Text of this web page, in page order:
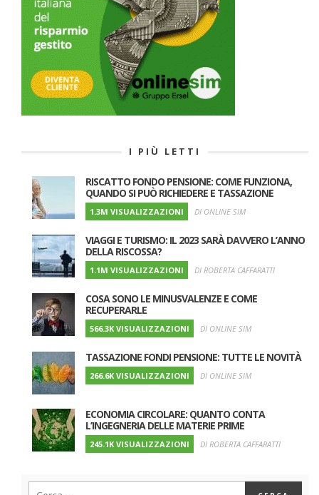
I PIÙ LETTI
RISCATTO FONDO PENSIONE: COME FUNZIONA,
QUANDO SI PUÒ RICHIEDERE E TASSAZIONE
1.3M VISUALIZZAZIONI DI ONLINE SIM
VIAGGI E TURISMO: IL 2023 SARÀ DAVVERO L’ANNO
DELLA RISCOSSA?
1.1M VISUALIZZAZIONI DI ROBERTA CAFFARATTI
COSA SONO LE MINUSVALENZE E COME
RECUPERARLE
566.3K VISUALIZZAZIONI DI ONLINE SIM
TASSAZIONE FONDI PENSIONE: TUTTE LE NOVITÀ
266.6K VISUALIZZAZIONI DI ONLINE SIM
ECONOMIA CIRCOLARE: QUANTO CONTA
L’INGEGNERIA DELLE MATERIE PRIME
245.1K VISUALIZZAZIONI DI ROBERTA CAFFARATTI